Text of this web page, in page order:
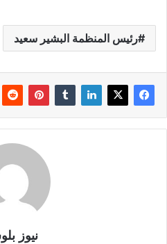
رئيس المنظمة البشير سعيد
نيوز